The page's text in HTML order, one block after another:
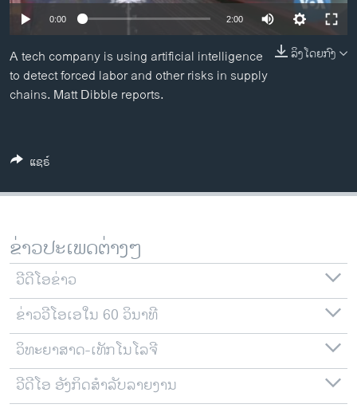
ວິທະຍາສາດ-ເທັກໂນໂລຈີ
ທຸລະກິດ
ພາສາອັງກິດ
ວີດີໂອ
ລາຍການກະຈາຍສຽງ
ຕິດຕາມພວກເຮົາ ທີ່
ພາສາຕ່າງໆ
0:00 2:00
ລິງໂດຍກົງ
A tech company is using artificial intelligence
to detect forced labor and other risks in supply
chains. Matt Dibble reports.
ແຊຣ໌
ຂ່າວປະເພດຕ່າງໆ
ວີດີໂອຂ່າວ
ຂ່າວວີໂອເອໃນ 60 ວິນາທີ
ວິທະຍາສາດ-ເທັກໂນໂລຈີ
ວີດີໂອ ອັງກິດສຳລັບລາຍງານ